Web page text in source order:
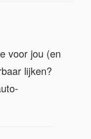
voor jou (en
lijken?